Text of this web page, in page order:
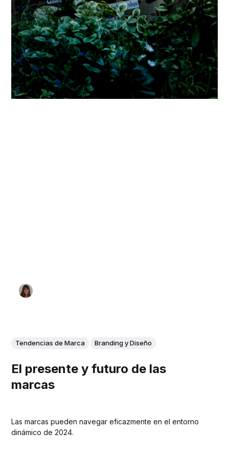
Tendencias de Marca Branding y Diseño
El presente y futuro de las
marcas
Las marcas pueden navegar eficazmente en el entorno
dinámico de 2024.